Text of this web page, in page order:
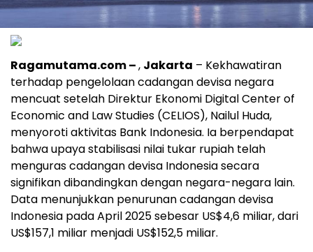
Ragamutama.com –, Jakarta – Kekhawatiran
terhadap pengelolaan cadangan devisa negara
mencuat setelah Direktur Ekonomi Digital Center of
Economic and Law Studies (CELIOS), Nailul Huda,
menyoroti aktivitas Bank Indonesia. Ia berpendapat
bahwa upaya stabilisasi nilai tukar rupiah telah
menguras cadangan devisa Indonesia secara
signifikan dibandingkan dengan negara-negara lain.
Data menunjukkan penurunan cadangan devisa
Indonesia pada April 2025 sebesar US$4,6 miliar, dari
US$157,1 miliar menjadi US$152,5 miliar.